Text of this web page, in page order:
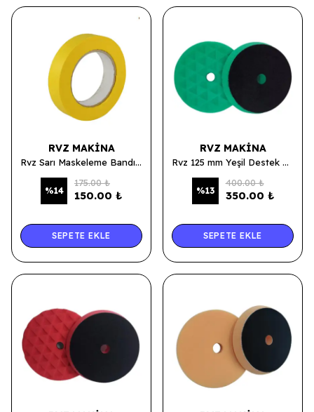
RVZ MAKINA
Rvz Sarı Maskeleme Bandı 24mmx50mt
%14
175.00 ₺
150.00 ₺
SEPETE EKLE
RVZ MAKINA
Rvz 125 mm Yeşil Destek Tabanlı Kalın ve İnce Pasta Süngeri
%13
400.00 ₺
350.00 ₺
SEPETE EKLE